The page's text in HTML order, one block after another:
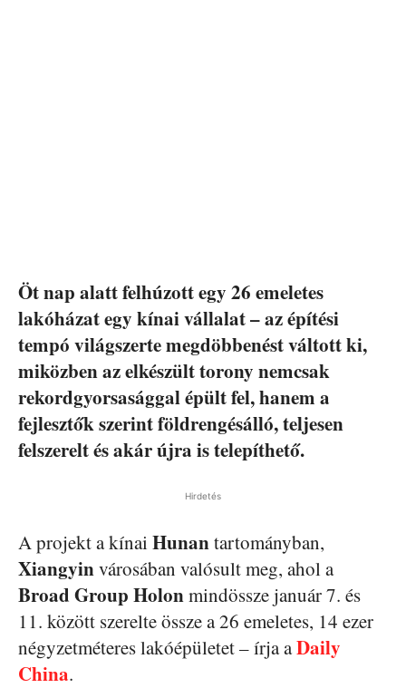
Öt nap alatt felhúzott egy 26 emeletes
lakóházat egy kínai vállalat – az építési
tempó világszerte megdöbbenést váltott ki,
miközben az elkészült torony nemcsak
rekordgyorsasággal épült fel, hanem a
fejlesztők szerint földrengésálló, teljesen
felszerelt és akár újra is telepíthető.
Hirdetés
A projekt a kínai Hunantartományban,
Xiangyinvárosában valósult meg, ahol a
Broad Group Holonmindössze január 7. és
11. között szerelte össze a 26 emeletes, 14 ezer
négyzetméteres lakóépületet – írja aDaily
China.